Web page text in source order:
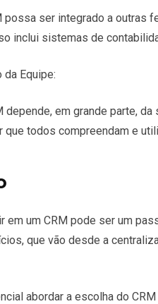
possa ser integrado a outras
inclui sistemas de
da Equipe:
depende, em grande parte,
que todos compreendam e
em um CRM pode ser um
que vão desde a
abordar a escolha do